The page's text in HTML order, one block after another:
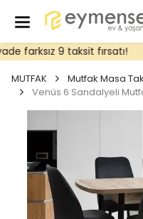
farksız 9 taksit fırsatı!
MUTFAK
Mutfak Masa
Venüs 6 Sandalyeli